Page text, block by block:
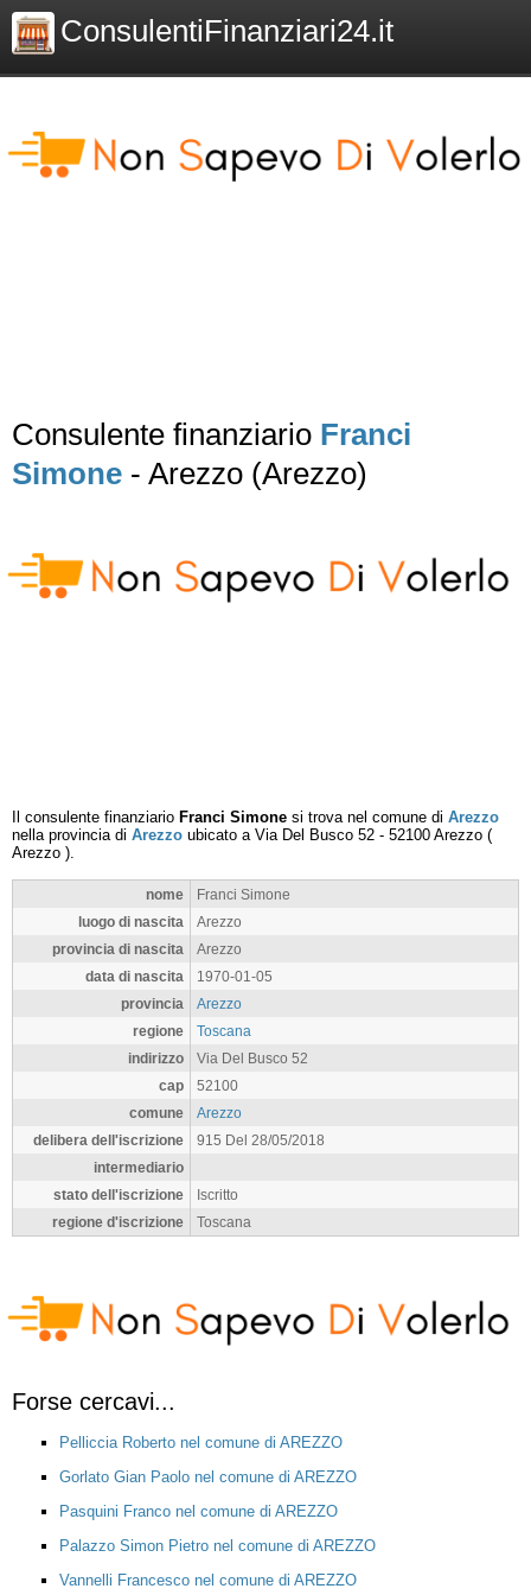
ConsulentiFinanziari24.it
Consulente finanziario Franci
Simone - Arezzo (Arezzo)
Il consulente finanziario Franci Simone si trova nel comune di Arezzo
nella provincia di Arezzo ubicato a Via Del Busco 52 - 52100 Arezzo (
Arezzo ).
nome
Franci Simone
luogo di nascita
Arezzo
provincia di nascita
Arezzo
data di nascita
1970-01-05
provincia
Arezzo
regione
Toscana
indirizzo
Via Del Busco 52
cap
52100
comune
Arezzo
delibera dell'iscrizione
915 Del 28/05/2018
intermediario
stato dell'iscrizione
Iscritto
regione d'iscrizione
Toscana
Forse cercavi...
Pelliccia Roberto nel comune di AREZZO
Gorlato Gian Paolo nel comune di AREZZO
Pasquini Franco nel comune di AREZZO
Palazzo Simon Pietro nel comune di AREZZO
Vannelli Francesco nel comune di AREZZO